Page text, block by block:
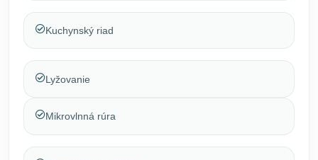
Kuchynský riad
Lyžovanie
Mikrovlnná rúra